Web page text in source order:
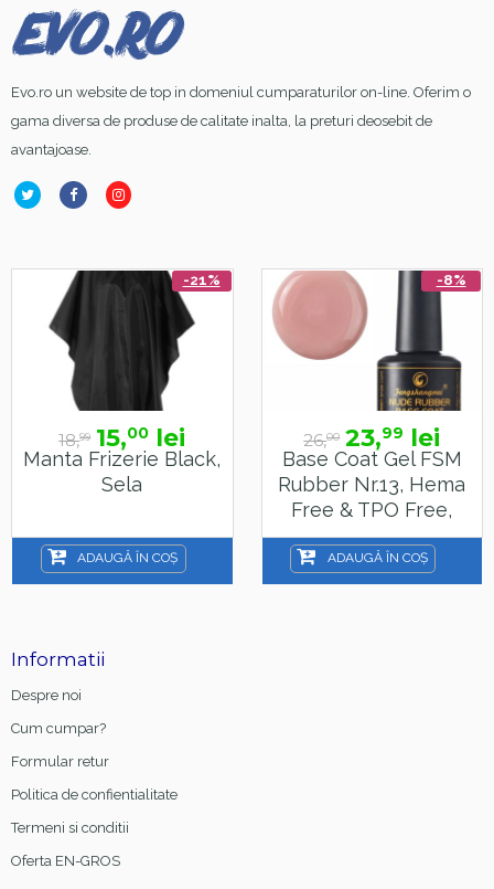
Evo.ro un website de top in domeniul cumparaturilor on-line. Oferim o
gama diversa de produse de calitate inalta, la preturi deosebit de
avantajoase.
-21%
18,99 15,00 lei
Manta Frizerie Black,
Sela
ADAUGĂ ÎN COȘ
-8%
26,00 23,99 lei
Base Coat Gel FSM
Rubber Nr.13, Hema
Free & TPO Free,
15ml
ADAUGĂ ÎN COȘ
Informatii
Despre noi
Cum cumpar?
Formular retur
Politica de confientialitate
Termeni si conditii
Oferta EN-GROS